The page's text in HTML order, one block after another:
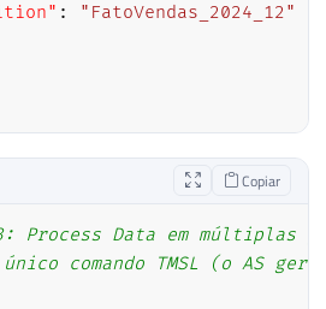
:
"FatoVendas_2024_12"
Copiar
Process Data em múltiplas
comando TMSL (o AS